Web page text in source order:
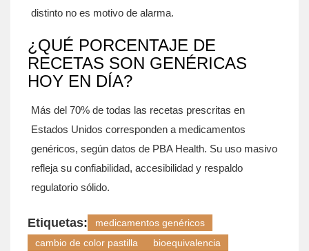
distinto no es motivo de alarma.
¿QUÉ PORCENTAJE DE
RECETAS SON GENÉRICAS
HOY EN DÍA?
Más del 70% de todas las recetas prescritas en
Estados Unidos corresponden a medicamentos
genéricos, según datos de PBA Health. Su uso masivo
refleja su confiabilidad, accesibilidad y respaldo
regulatorio sólido.
Etiquetas:
medicamentos genéricos
cambio de color pastilla
bioequivalencia